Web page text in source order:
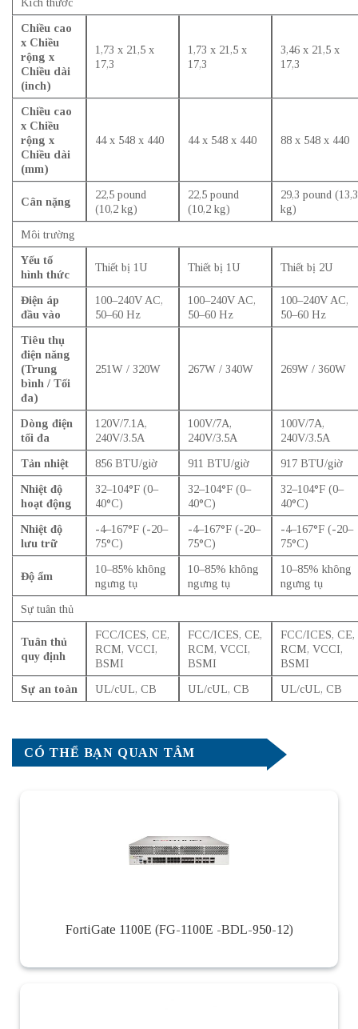
Chiều cao
x Chiều
rộng x
Chiều dài
(inch)
1,73 x 21,5 x
17,3
1,73 x 21,5 x
17,3
3,46 x 21,5 x
17,3
Chiều cao
x Chiều
rộng x
Chiều dài
(mm)
44 x 548 x 440 44 x 548 x 440 88 x 548 x 440
Cân nặng
22,5 pound
(10,2 kg)
22,5 pound
(10,2 kg)
29,3 pound (13,3
kg)
Môi trường
Yếu tố
hình thức
Thiết bị 1U Thiết bị 1U Thiết bị 2U
Điện áp
đầu vào
100–240V AC,
50–60 Hz
100–240V AC,
50–60 Hz
100–240V AC,
50–60 Hz
Tiêu thụ
điện năng
(Trung
bình / Tối
đa)
251W / 320W 267W / 340W 269W / 360W
Dòng điện
tối đa
120V/7.1A,
240V/3.5A
100V/7A,
240V/3.5A
100V/7A,
240V/3.5A
Tản nhiệt
856 BTU/giờ 911 BTU/giờ
917 BTU/giờ
Nhiệt độ
hoạt động
32–104°F (0–
40°C)
32–104°F (0–
40°C)
32–104°F (0–
40°C)
Nhiệt độ
lưu trữ
-4–167°F (-20–
75°C)
-4–167°F (-20–
75°C)
-4–167°F (-20–
75°C)
Độ ẩm
10–85% không
ngưng tụ
10–85% không
ngưng tụ
10–85% không
ngưng tụ
Sự tuân thủ
Tuân thủ
quy định
FCC/ICES, CE,
RCM, VCCI,
BSMI
FCC/ICES, CE,
RCM, VCCI,
BSMI
FCC/ICES, CE,
RCM, VCCI,
BSMI
Sự an toàn
UL/cUL, CB UL/cUL, CB UL/cUL, CB
CÓ THỂ BẠN QUAN TÂM
FortiGate 1100E (FG-1100E -BDL-950-12)